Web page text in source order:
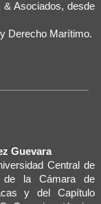
& Asociados, desde
Derecho Marítimo.
Guevara
Central de
de la Cámara de
y del Capítulo